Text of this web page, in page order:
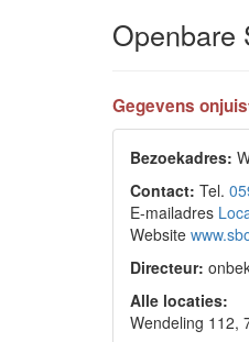
Openbare
Gegevens
Bezoekadres:
Contact: Tel.
E-mailadres
Website
Directeur:
Alle locaties:
Wendeling 112,